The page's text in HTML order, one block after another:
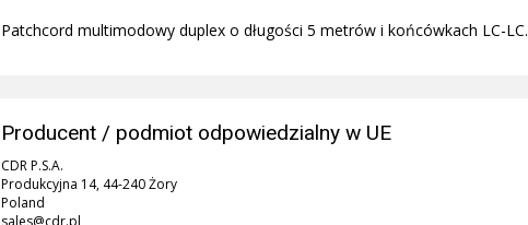
Patchcord multimodowy duplex o długości 5 metrów i końcówkach LC-LC.
Producent / podmiot odpowiedzialny w UE
CDR P.S.A.
Produkcyjna 14, 44-240 Żory
Poland